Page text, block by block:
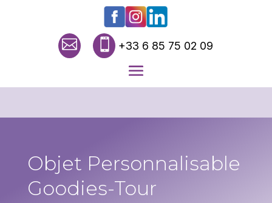
  +33 6 85 75 02 09
Objet Personnalisable
Goodies-Tour